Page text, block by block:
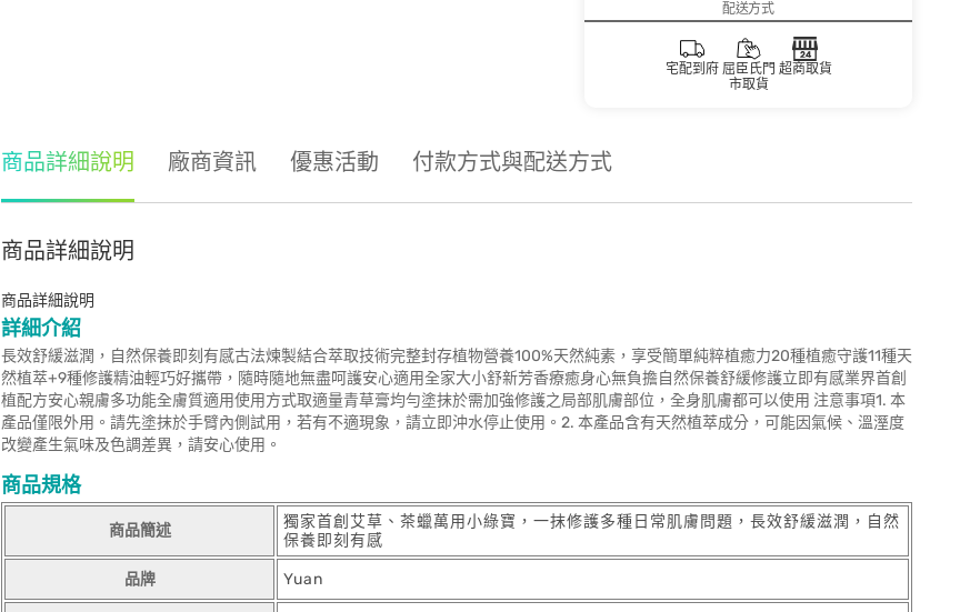
配送方式
宅配到府 屈臣氏門
市取貨
超商取貨
商品詳細說明 廠商資訊 優惠活動 付款方式與配送方式
商品詳細說明
商品詳細說明
詳細介紹
長效舒緩滋潤，自然保養即刻有感古法煉製結合萃取技術完整封存植物營養100%天然純素，享受簡單純粹植癒力20種植癒守護11種天
然植萃+9種修護精油輕巧好攜帶，隨時隨地無盡呵護安心適用全家大小舒新芳香療癒身心無負擔自然保養舒緩修護立即有感業界首創
植配方安心親膚多功能全膚質適用使用方式取適量青草膏均勻塗抹於需加強修護之局部肌膚部位，全身肌膚都可以使用 注意事項1. 本
產品僅限外用。請先塗抹於手臂內側試用，若有不適現象，請立即沖水停止使用。2. 本產品含有天然植萃成分，可能因氣候、溫溼度
改變產生氣味及色調差異，請安心使用。
商品規格
商品簡述
獨家首創艾草、茶蠟萬用小綠寶，一抹修護多種日常肌膚問題，長效舒緩滋潤，自然
保養即刻有感
品牌 Yuan